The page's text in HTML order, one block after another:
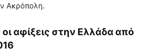
Ακρόπολη.
αφίξεις στην Ελλάδα από